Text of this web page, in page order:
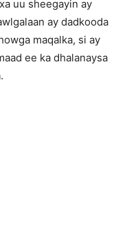
uu sheegayin ay
ay dadkooda
maqalka, si ay
ee ka dhalanaysa